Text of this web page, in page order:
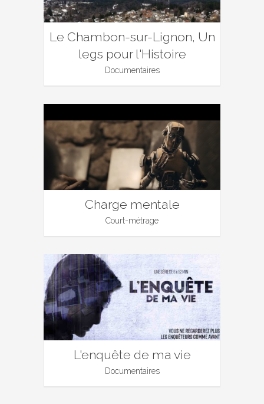
Le Chambon-sur-Lignon, Un
legs pour l'Histoire
Documentaires
Charge mentale
Court-métrage
L'enquête de ma vie
Documentaires